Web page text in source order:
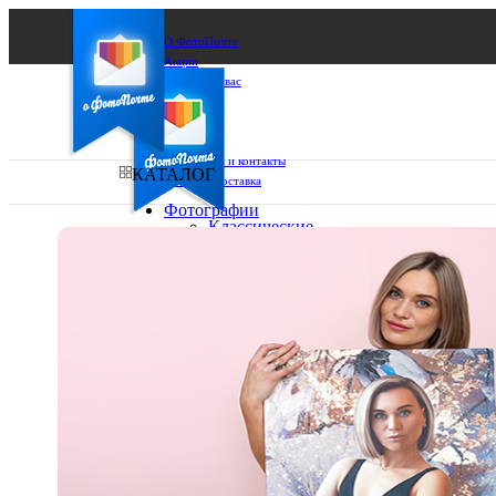
О ФотоПочте
Акции
Сделаем за вас
Бизнесу
FAQ
Франшиза
Поддержка и контакты
Оплата и доставка
КАТАЛОГ
Фотографии
Классические
15х20
20х20
20х30
30х30
30х40
А4